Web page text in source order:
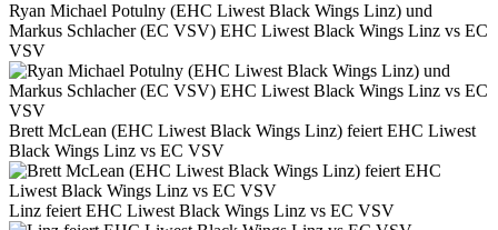
Ryan Michael Potulny (EHC Liwest Black Wings Linz) und
Markus Schlacher (EC VSV) EHC Liwest Black Wings Linz vs EC
VSV
Brett McLean (EHC Liwest Black Wings Linz) feiert EHC Liwest
Black Wings Linz vs EC VSV
Linz feiert EHC Liwest Black Wings Linz vs EC VSV